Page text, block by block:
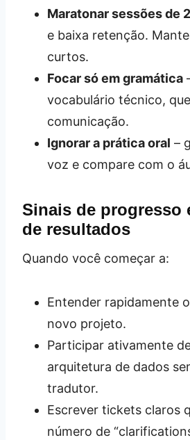
Maratonar sessões de
e baixa retenção.
curtos.
Focar só em gramática
vocabulário técnico,
comunicação.
Ignorar a prática oral –
voz e compare com o
Sinais de progresso
de resultados
Quando você começar a:
Entender rapidamente
novo projeto.
Participar ativamente
arquitetura de dados
tradutor.
Escrever tickets claros
número de